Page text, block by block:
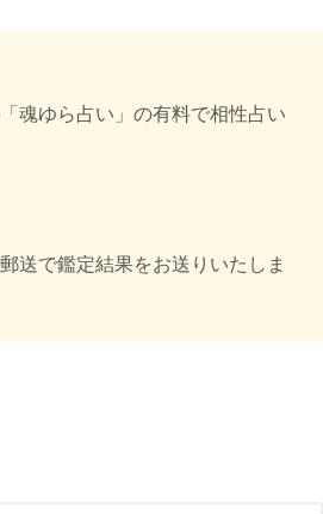
魂ゆら占い」の有料で相性占い
送で鑑定結果をお送りいたしま